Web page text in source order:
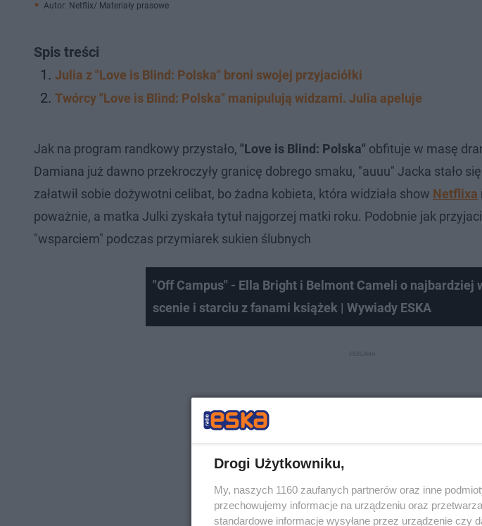
Autor: Netflix/ Materiały prasowe
Spis treści
Julia z "Love is Blind: Polska" broni swojej przyjaciółki
Twórcy "Love is Blind: Polska" manipulują widzami. Julia apeluje
Jak na program randkowy przystało, "Love is Blind: Polska" obfituje w masę
Damiana już dawno przekroczyły granicę dobrego smaku, "auuu" Jacka stało
załatwił sobie dożywotni celibat, bo żadna kobieta, która widziała show Netflixa
poważnie, a matka Julki zyskała tytuł najgorzej matki roku. Podobnie jak
"wsparciem" podczas przymiarek sukien ślubnych
"Off Campus" - Ella Bright i Belmont Cameli o najbardziej
scenie i starciu z fanami książek | Wywiady ESKA
Drogi Użytkowniku,
My, naszych 1160 zaufanych partnerów oraz inne
przechowujemy informacje na urządzeniu oraz
standardowe informacje wysyłane przez urządzenie czy